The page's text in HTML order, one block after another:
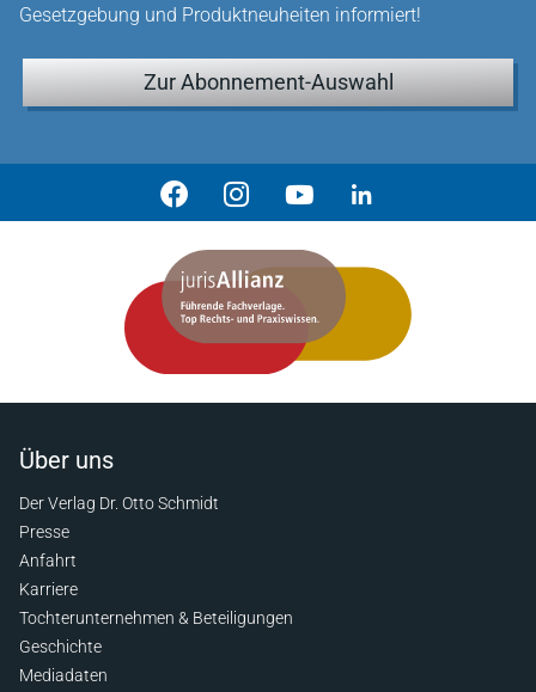
Gesetzgebung und Produktneuheiten informiert!
Zur Abonnement-Auswahl
Über uns
Der Verlag Dr. Otto Schmidt
Presse
Anfahrt
Karriere
Tochterunternehmen & Beteiligungen
Geschichte
Mediadaten